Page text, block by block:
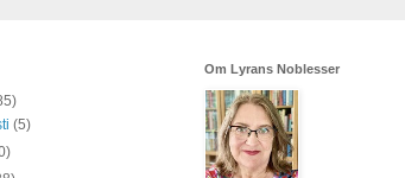
(5)
Om Lyrans Noblesser